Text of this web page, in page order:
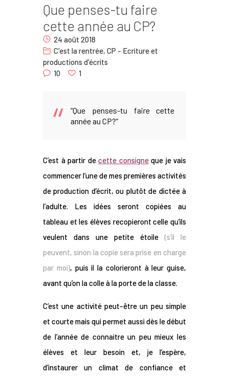
La communauté
Contact
Que penses-tu faire
cette année au CP?
24 août 2018
C'est la rentrée, CP - Ecriture et
productions d'écrits
10
1
“Que penses-tu faire cette
année au CP?”
C’est à partir de cette consigneque je vais
commencer l’une de mes premières activités
de production d’écrit, ou plutôt de dictée à
l’adulte. Les idées seront copiées au
tableau et les élèves recopieront celle qu’ils
veulent dans une petite étoile (s’il le
peuvent, sinon la copie sera prise en charge
par moi), puis il la colorieront à leur guise,
avant qu’on la colle à la porte de la classe.
C’est une activité peut-être un peu simple
et courte mais qui permet aussi dès le début
de l’année de connaitre un peu mieux les
élèves et leur besoin et, je l’espère,
d’instaurer un climat de confiance et